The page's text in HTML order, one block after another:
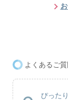
よくあるご質
ぴった